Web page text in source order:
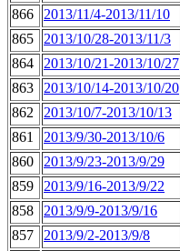
866
2013/11/4-2013/11/10
865
2013/10/28-2013/11/3
864
2013/10/21-2013/10/27
863
2013/10/14-2013/10/20
862
2013/10/7-2013/10/13
861
2013/9/30-2013/10/6
860
2013/9/23-2013/9/29
859
2013/9/16-2013/9/22
858
2013/9/9-2013/9/16
857
2013/9/2-2013/9/8